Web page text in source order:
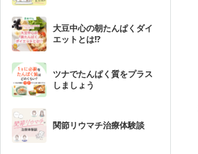
大豆中心の朝たんぱくダイ
エットとは!?
ツナでたんぱく質をプラス
しましょう
関節リウマチ治療体験談